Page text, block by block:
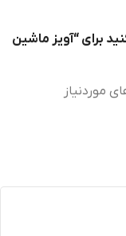
برای “آویز ماشین
موردنیاز